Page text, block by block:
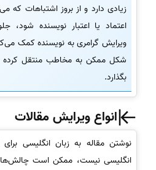
زیادی دارد و از بروز اشتباهات که
اعتماد یا اعتبار نویسنده شود،
ویرایش گرامری به نویسنده کمک
شکل ممکن به مخاطب منتقل کرده
بگذارد.
انواع ویرایش مقالات
نوشتن مقاله به زبان انگلیسی
انگلیسی نیست، ممکن است